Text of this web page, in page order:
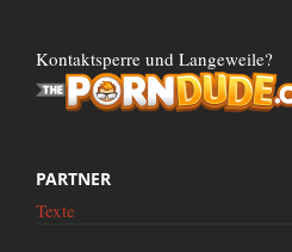
Kontaktsperre und Langeweile?
PARTNER
Texte